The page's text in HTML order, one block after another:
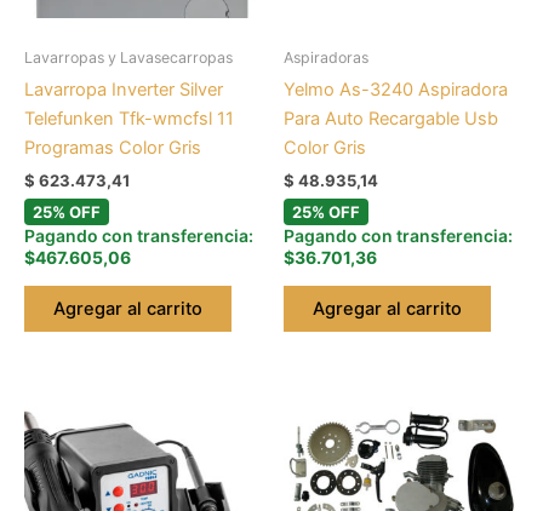
Lavarropas y Lavasecarropas
Lavarropa Inverter Silver
Telefunken Tfk-wmcfsl 11
Programas Color Gris
$ 623.473,41
25% OFF
Pagando con transferencia:
$467.605,06
Agregar al carrito
Aspiradoras
Yelmo As-3240 Aspiradora
Para Auto Recargable Usb
Color Gris
$ 48.935,14
25% OFF
Pagando con transferencia:
$36.701,36
Agregar al carrito